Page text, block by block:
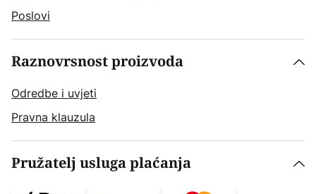
Poslovi
Raznovrsnost proizvoda
Odredbe i uvjeti
Pravna klauzula
Pružatelj usluga plaćanja